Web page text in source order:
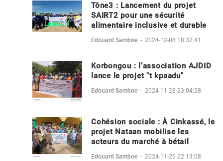
Tône3 : Lancement du projet
SAIRT2 pour une sécurité
alimentaire inclusive et durable
Edouard Samboe - 2024-12-08 18:32:41
Korbongou : l'association AJDID
lance le projet "t kpaadu"
Edouard Samboe - 2024-11-28 23:04:28
Cohésion sociale : À Cinkassé, le
projet Nataan mobilise les
acteurs du marché à bétail
Edouard Samboe - 2024-11-26 22:13:08